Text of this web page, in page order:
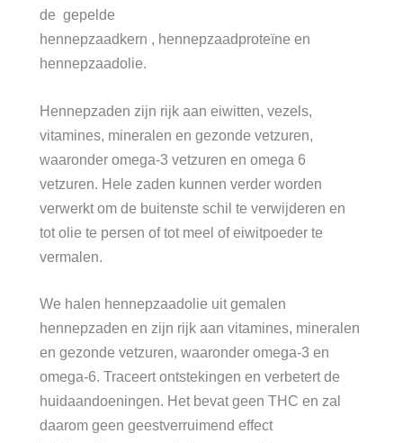
de gepelde
hennepzaadkern , hennepzaadproteïne en
hennepzaadolie.
Hennepzaden zijn rijk aan eiwitten, vezels,
vitamines, mineralen en gezonde vetzuren,
waaronder omega-3 vetzuren en omega 6
vetzuren. Hele zaden kunnen verder worden
verwerkt om de buitenste schil te verwijderen en
tot olie te persen of tot meel of eiwitpoeder te
vermalen.
We halen hennepzaadolie uit gemalen
hennepzaden en zijn rijk aan vitamines, mineralen
en gezonde vetzuren, waaronder omega-3 en
omega-6. Traceert ontstekingen en verbetert de
huidaandoeningen. Het bevat geen THC en zal
daarom geen geestverruimend effect